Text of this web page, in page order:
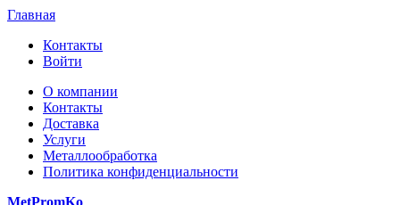
Главная
Контакты
Войти
О компании
Контакты
Доставка
Услуги
Металлообработка
Политика конфиденциальности
MetPromKo